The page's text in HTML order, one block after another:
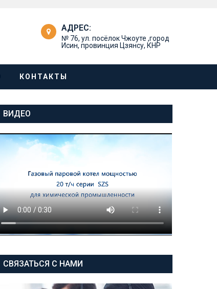
АДРЕС:
№ 76, ул. посёлок Чжоуте ,город
Исин, провинция Цзянсу, КНР
КОНТАКТЫ
ВИДЕО
СВЯЗАТЬСЯ С НАМИ